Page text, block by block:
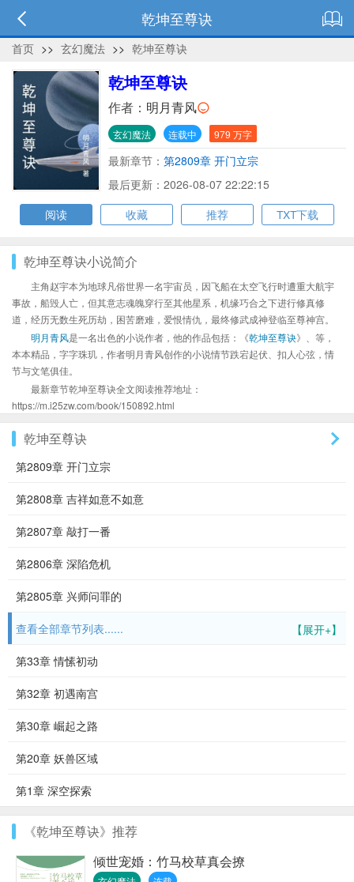
乾坤至尊诀
首页 >> 玄幻魔法 >> 乾坤至尊诀
乾坤至尊诀
作者： 明月青风
玄幻魔法 连载中 979 万字
最新章节： 第2809章 开门立宗
最后更新：2026-08-07 22:22:15
阅读
收藏 推荐 TXT下载
乾坤至尊诀小说简介
主角赵宇本为地球凡俗世界一名宇宙员，因飞船在太空飞行时遭重大航宇
事故，船毁人亡，但其意志魂魄穿行至其他星系，机缘巧合之下进行修真修
道，经历无数生死历劫，困苦磨难，爱恨情仇，最终修武成神登临至尊神宫。
明月青风是一名出色的小说作者，他的作品包括：《乾坤至尊诀》、等，
本本精品，字字珠玑，作者明月青风创作的小说情节跌宕起伏、扣人心弦，情
节与文笔俱佳。
最新章节乾坤至尊诀全文阅读推荐地址：
https://m.i25zw.com/book/150892.html
乾坤至尊诀
第2809章 开门立宗
第2808章 吉祥如意不如意
第2807章 敲打一番
第2806章 深陷危机
第2805章 兴师问罪的
【展开+】
查看全部章节列表......
第33章 情愫初动
第32章 初遇南宫
第30章 崛起之路
第20章 妖兽区域
第1章 深空探索
《乾坤至尊诀》推荐
倾世宠婚：竹马校草真会撩